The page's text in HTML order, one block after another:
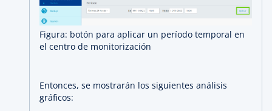
Figura: botón para aplicar un período temporal en
el centro de monitorización
Entonces, se mostrarán los siguientes análisis
gráficos: